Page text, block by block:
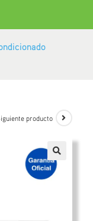
producto